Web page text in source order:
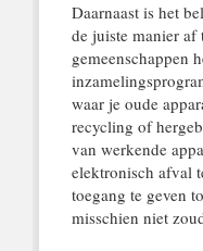
Daarnaast is het
de juiste manier af
gemeenschappen
waar je oude
recycling of
van werkende
elektronisch afval
toegang te geven
misschien niet